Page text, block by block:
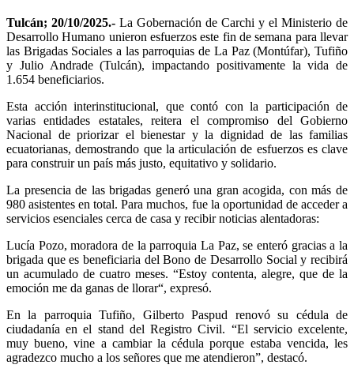
Tulcán; 20/10/2025.- La Gobernación de Carchi y el Ministerio de
Desarrollo Humano unieron esfuerzos este fin de semana para llevar
las Brigadas Sociales a las parroquias de La Paz (Montúfar), Tufiño
y Julio Andrade (Tulcán), impactando positivamente la vida de
1.654 beneficiarios.
Esta acción interinstitucional, que contó con la participación de
varias entidades estatales, reitera el compromiso del Gobierno
Nacional de priorizar el bienestar y la dignidad de las familias
ecuatorianas, demostrando que la articulación de esfuerzos es clave
para construir un país más justo, equitativo y solidario.
La presencia de las brigadas generó una gran acogida, con más de
980 asistentes en total. Para muchos, fue la oportunidad de acceder a
servicios esenciales cerca de casa y recibir noticias alentadoras:
Lucía Pozo, moradora de la parroquia La Paz, se enteró gracias a la
brigada que es beneficiaria del Bono de Desarrollo Social y recibirá
un acumulado de cuatro meses. “Estoy contenta, alegre, que de la
emoción me da ganas de llorar“, expresó.
En la parroquia Tufiño, Gilberto Paspud renovó su cédula de
ciudadanía en el stand del Registro Civil. “El servicio excelente,
muy bueno, vine a cambiar la cédula porque estaba vencida, les
agradezco mucho a los señores que me atendieron”, destacó.